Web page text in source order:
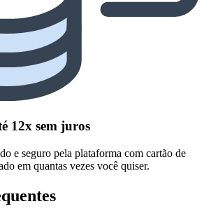
12x sem juros
e seguro pela plataforma com cartão de
em quantas vezes você quiser.